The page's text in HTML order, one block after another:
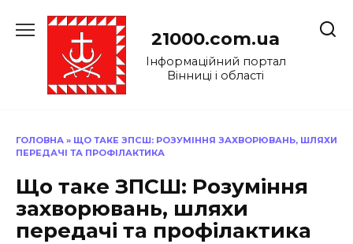
до
21000.com.ua
Інформаційний портал
Вінниці і області
ГОЛОВНА » ЩО ТАКЕ ЗПСШ: РОЗУМІННЯ ЗАХВОРЮВАНЬ, ШЛЯХИ
ПЕРЕДАЧІ ТА ПРОФІЛАКТИКА
Що таке ЗПСШ: Розуміння
захворювань, шляхи
передачі та профілактика